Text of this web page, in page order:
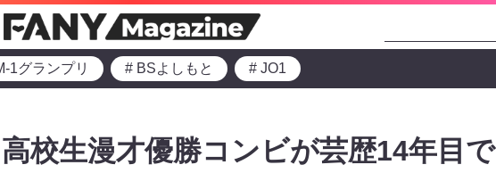
1グランプリ # BSよしもと # JO1
校生漫才優勝コンビが芸歴14年目で